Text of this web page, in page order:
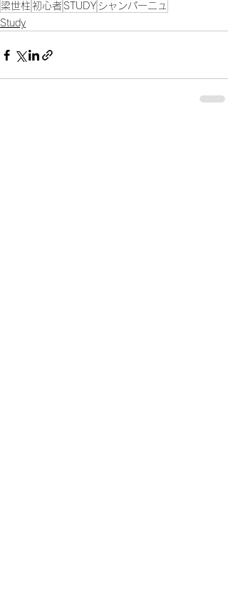
梁世柱 初心者 STUDY シャンパーニュ
Study